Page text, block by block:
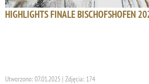
HIGHLIGHTS FINALE BISCHOFSHOFEN
Utworzono: 07.01.2025 | Zdjęcia: 174